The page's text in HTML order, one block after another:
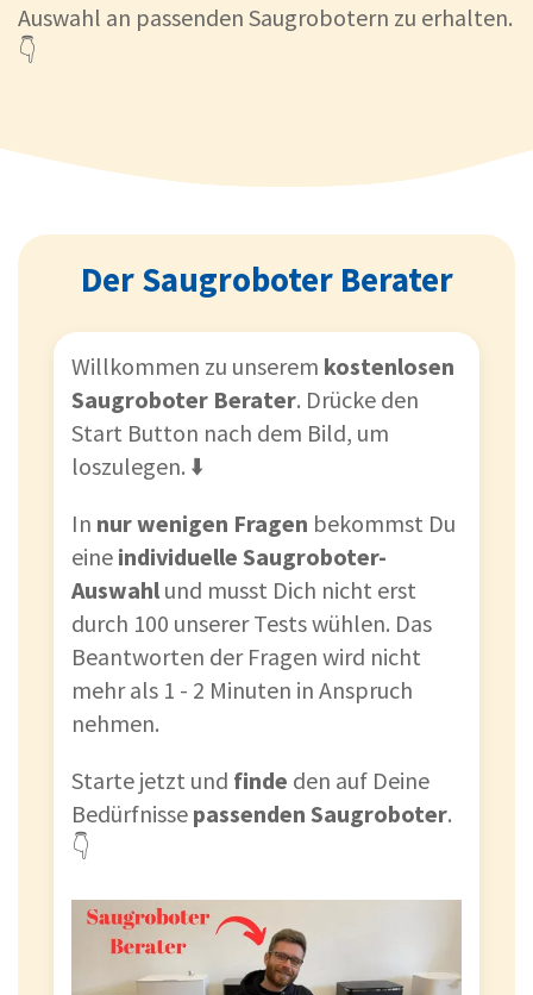
Auswahl an passenden Saugrobotern zu erhalten.
👇
Der Saugroboter Berater
Willkommen zu unserem kostenlosen
Saugroboter Berater. Drücke den
Start Button nach dem Bild, um
loszulegen. ⬇️
In nur wenigen Fragen bekommst Du
eine individuelle Saugroboter-
Auswahl und musst Dich nicht erst
durch 100 unserer Tests wühlen. Das
Beantworten der Fragen wird nicht
mehr als 1 - 2 Minuten in Anspruch
nehmen.
Starte jetzt und finde den auf Deine
Bedürfnisse passenden Saugroboter.
👇